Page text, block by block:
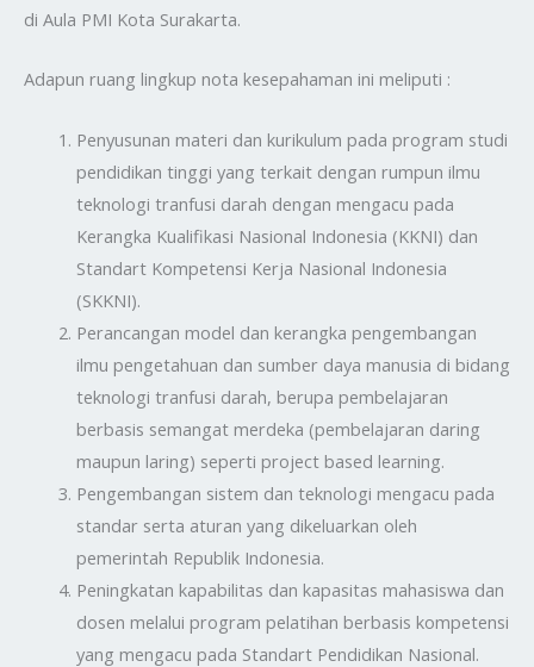
di Aula PMI Kota Surakarta.
Adapun ruang lingkup nota kesepahaman ini meliputi :
Penyusunan materi dan kurikulum pada program studi
pendidikan tinggi yang terkait dengan rumpun ilmu
teknologi tranfusi darah dengan mengacu pada
Kerangka Kualifikasi Nasional Indonesia (KKNI) dan
Standart Kompetensi Kerja Nasional Indonesia
(SKKNI).
Perancangan model dan kerangka pengembangan
ilmu pengetahuan dan sumber daya manusia di bidang
teknologi tranfusi darah, berupa pembelajaran
berbasis semangat merdeka (pembelajaran daring
maupun laring) seperti project based learning.
Pengembangan sistem dan teknologi mengacu pada
standar serta aturan yang dikeluarkan oleh
pemerintah Republik Indonesia.
Peningkatan kapabilitas dan kapasitas mahasiswa dan
dosen melalui program pelatihan berbasis kompetensi
yang mengacu pada Standart Pendidikan Nasional.